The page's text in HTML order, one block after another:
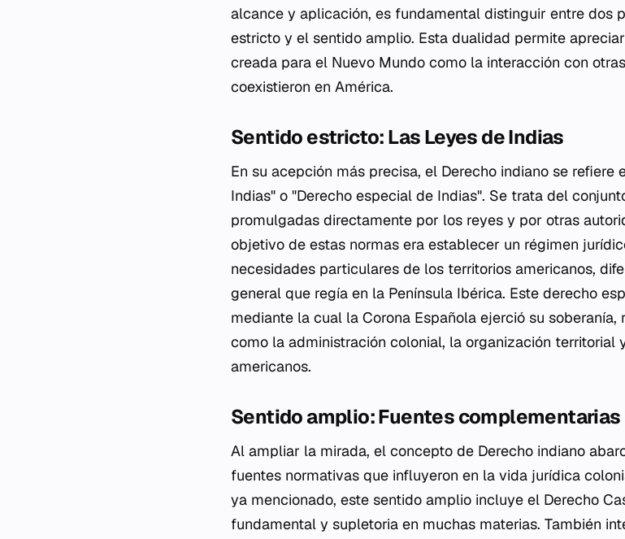
alcance y aplicación, es fundamental distinguir entre dos
estricto y el sentido amplio. Esta dualidad permite
creada para el Nuevo Mundo como la interacción con otras
coexistieron en América.
Sentido estricto: Las Leyes de Indias
En su acepción más precisa, el Derecho indiano se refiere
Indias" o "Derecho especial de Indias". Se trata del
promulgadas directamente por los reyes y por otras
objetivo de estas normas era establecer un régimen
necesidades particulares de los territorios americanos,
general que regía en la Península Ibérica. Este derecho
mediante la cual la Corona Española ejerció su
como la administración colonial, la organización territorial
americanos.
Sentido amplio: Fuentes complementarias
Al ampliar la mirada, el concepto de Derecho indiano
fuentes normativas que influyeron en la vida jurídica
ya mencionado, este sentido amplio incluye el Derecho
fundamental y supletoria en muchas materias. También